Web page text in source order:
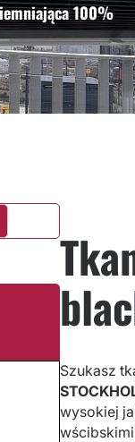
100%
Szukasz
wysokiej